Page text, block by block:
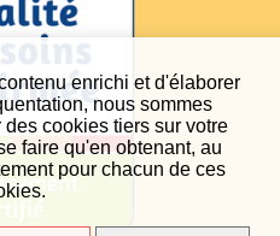
enrichi et d'élaborer
nous sommes
cookies tiers sur votre
faire qu'en obtenant, au
pour chacun de ces